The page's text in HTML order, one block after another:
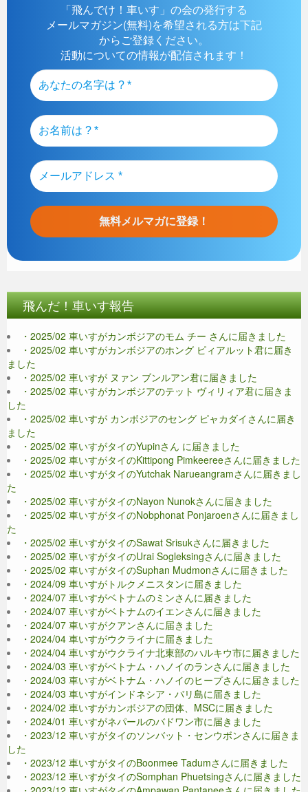
「飛んでけ！車いす」の会の発行する
メールマガジン(無料)を希望される方は下記
からご登録ください。
活動についての情報が配信されます！
飛んだ！車いす報告
・2025/02 車いすがカンボジアのモム チー さんに届きました
・2025/02 車いすがカンボジアのホング ピィアルット君に届き
ました
・2025/02 車いすが ヌァン ブンルアン君に届きました
・2025/02 車いすがカンボジアのテット ヴィリィア君に届きま
した
・2025/02 車いすが カンボジアのセング ピャカダイさんに届き
ました
・2025/02 車いすがタイのYupinさん に届きました
・2025/02 車いすがタイのKittipong Pimkeereeさんに届きました
・2025/02 車いすがタイのYutchak Narueangramさんに届きまし
た
・2025/02 車いすがタイのNayon Nunokさんに届きました
・2025/02 車いすがタイのNobphonat Ponjaroenさんに届きまし
た
・2025/02 車いすがタイのSawat Srisukさんに届きました
・2025/02 車いすがタイのUrai Sogleksingさんに届きました
・2025/02 車いすがタイのSuphan Mudmonさんに届きました
・2024/09 車いすがトルクメニスタンに届きました
・2024/07 車いすがベトナムのミンさんに届きました
・2024/07 車いすがベトナムのイエンさんに届きました
・2024/07 車いすがクアンさんに届きました
・2024/04 車いすがウクライナに届きました
・2024/04 車いすがウクライナ北東部のハルキウ市に届きました
・2024/03 車いすがベトナム・ハノイのランさんに届きました
・2024/03 車いすがベトナム・ハノイのヒープさんに届きました
・2024/03 車いすがインドネシア・バリ島に届きました
・2024/02 車いすがカンボジアの団体、MSCに届きました
・2024/01 車いすがネパールのバドワン市に届きました
・2023/12 車いすがタイのソンバット・センウボンさんに届きま
した
・2023/12 車いすがタイのBoonmee Tadumさんに届きました
・2023/12 車いすがタイのSomphan Phuetsingさんに届きました